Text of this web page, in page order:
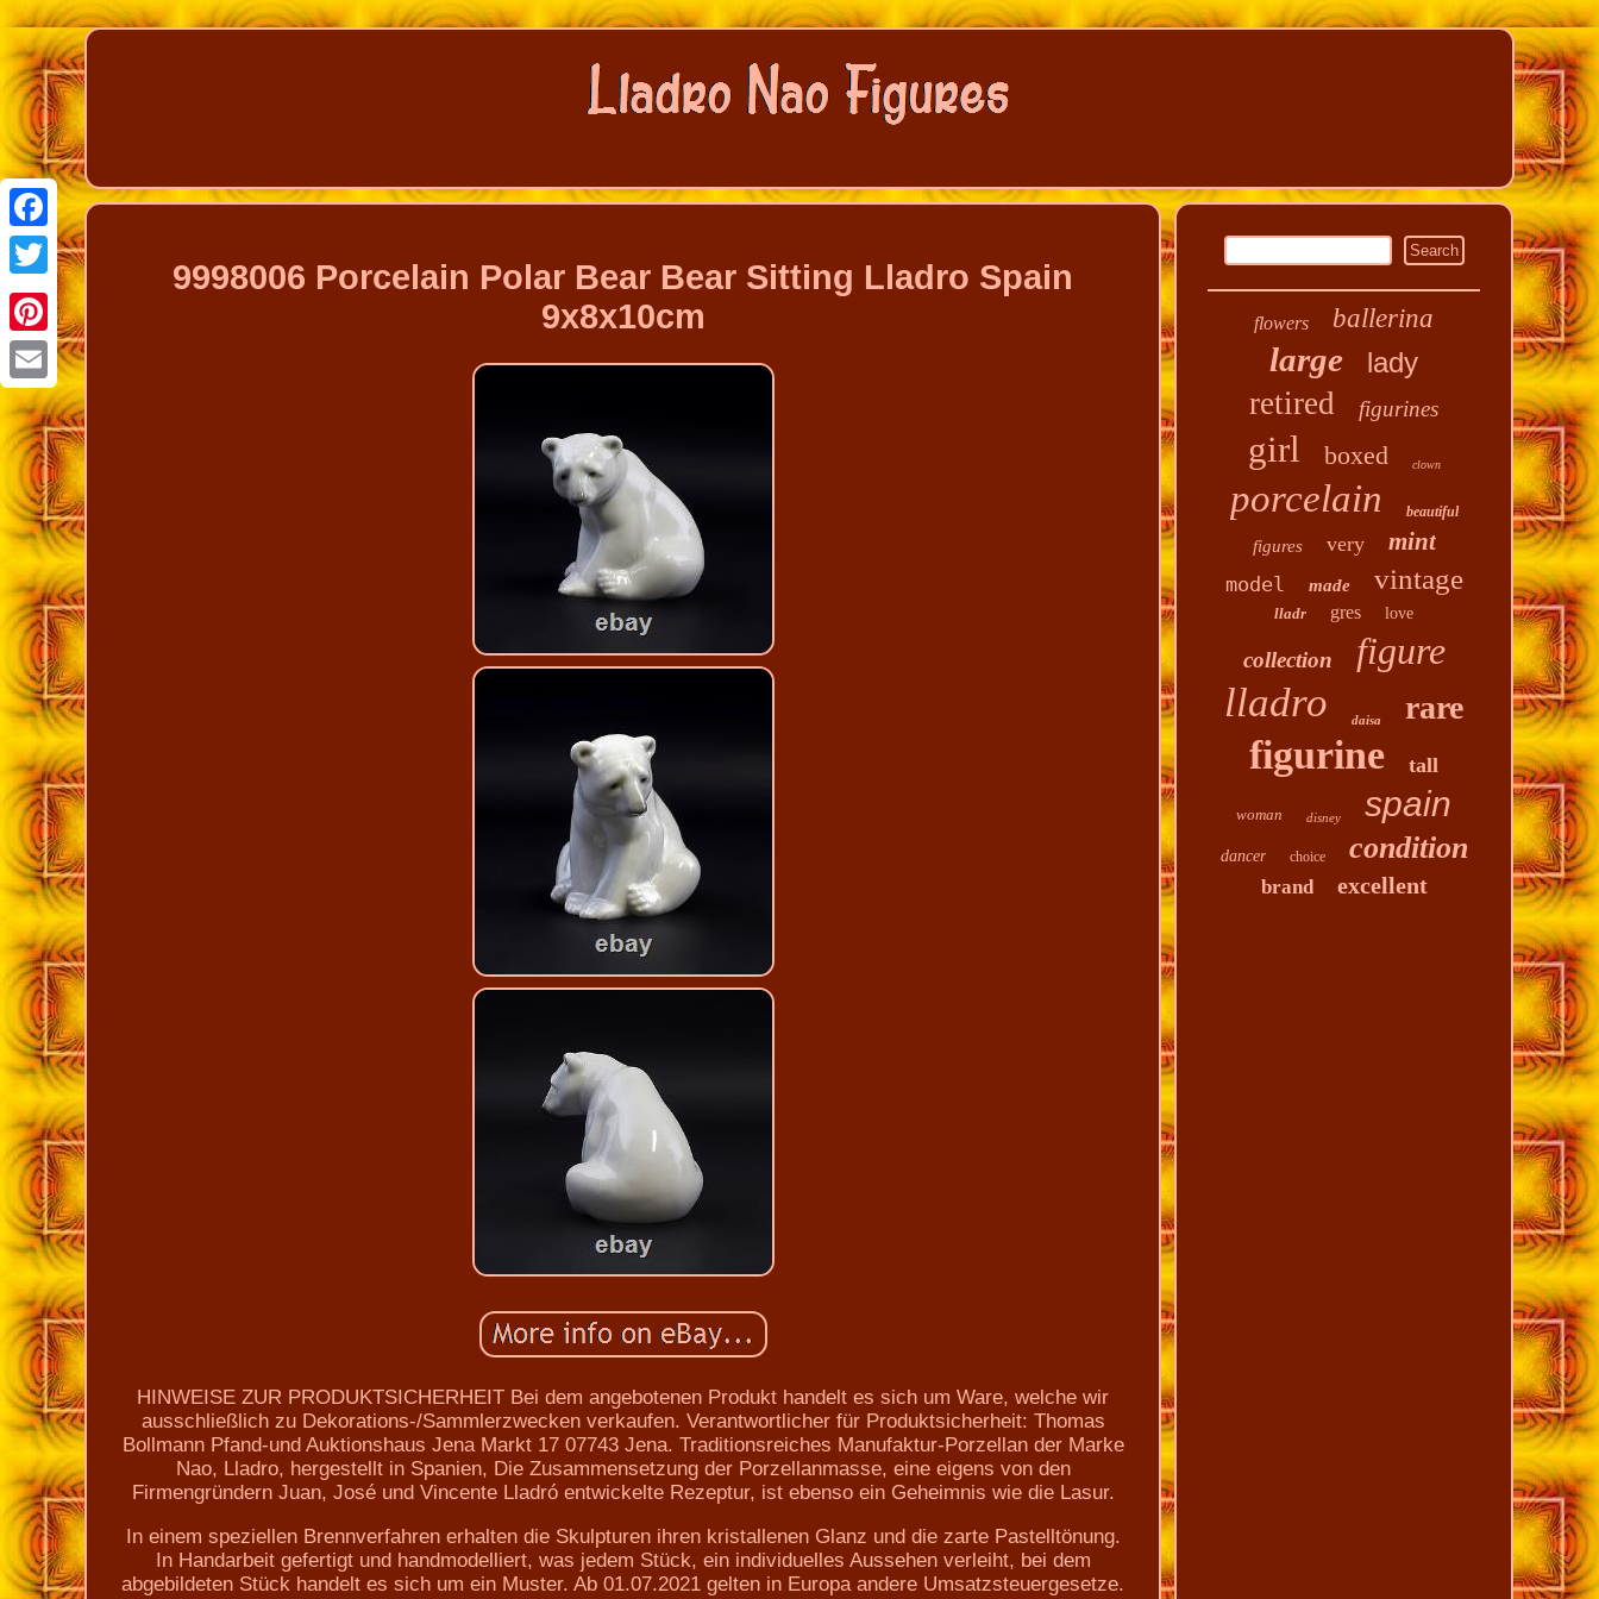
Facebook
Twitter
Pinterest
Email
9998006 Porcelain Polar Bear Bear Sitting Lladro Spain
9x8x10cm
HINWEISE ZUR PRODUKTSICHERHEIT Bei dem angebotenen Produkt handelt es sich um Ware, welche wir
ausschließlich zu Dekorations-/Sammlerzwecken verkaufen. Verantwortlicher für Produktsicherheit: Thomas
Bollmann Pfand-und Auktionshaus Jena Markt 17 07743 Jena. Traditionsreiches Manufaktur-Porzellan der Marke
Nao, Lladro, hergestellt in Spanien, Die Zusammensetzung der Porzellanmasse, eine eigens von den
Firmengründern Juan, José und Vincente Lladró entwickelte Rezeptur, ist ebenso ein Geheimnis wie die Lasur.
In einem speziellen Brennverfahren erhalten die Skulpturen ihren kristallenen Glanz und die zarte Pastelltönung.
In Handarbeit gefertigt und handmodelliert, was jedem Stück, ein individuelles Aussehen verleiht, bei dem
abgebildeten Stück handelt es sich um ein Muster. Ab 01.07.2021 gelten in Europa andere Umsatzsteuergesetze.
flowers ballerina
large lady
retired figurines
girl boxed clown
porcelain beautiful
figures very mint
model made vintage
lladr gres love
collection figure
lladro daisa rare
figurine tall
woman disney spain
dancer choice condition
brand excellent